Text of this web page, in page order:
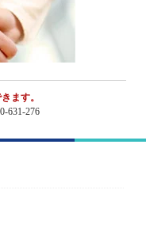
ます。
631-276